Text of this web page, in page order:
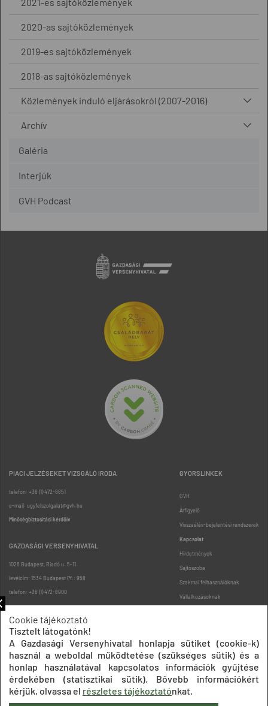
2020-as sajtóközlemények
2019-es sajtóközlemények
2018-as sajtóközlemények
Közlemények induló eljárásokról (2007-2016)
Archív
Galéria
Interjúk
GVH Podcast
PIACI JELZÉSEKET VIZSGÁLÓ IRODA
telefon: +36 (1) 472-8851
e-mail: ugyfelszolgalat@gvh.hu
Minőségbiztosítási kérdőív
GAZDASÁGI VERSENYHIVATAL
1026 Budapest, Riadó u. 5-11.
levélcím: 1534 Budapest Pf.: 958
telefon: +36 (1) 472-8900
GYORSLINKEK
GVH
Árfigyelő
Visszaélés-bejelentési rendszerek
Kapcsolat
Hirdetmények
Sajtószoba
Szakmai felhasználóknak
Vállalkozásoknak
Oldaltérkép
Cookie tájékoztató
Tisztelt látogatónk!
A Gazdasági Versenyhivatal honlapja sütiket (cookie-k)
használ a weboldal működtetése (szükséges sütik) és a
honlap használatával kapcsolatos információk gyűjtése
érdekében (statisztikai sütik). Bővebb információkért
kérjük, olvassa el részletes tájékoztatónkat.